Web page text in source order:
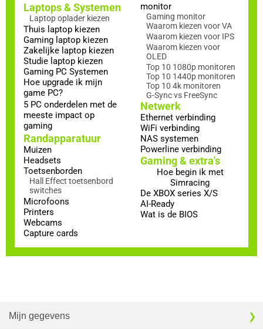
Laptops & Systemen
Laptop oplader kiezen
Thuis laptop kiezen
Gaming laptop kiezen
Zakelijke laptop kiezen
Studie laptop kiezen
Gaming PC Systemen
Hoe upgrade ik mijn
game PC?
5 PC onderdelen met de
meeste impact op
gaming
Randapparatuur
Muizen
Headsets
Toetsenborden
Hall Effect toetsenbord
switches
Microfoons
Printers
Webcams
Capture cards
monitor
Gaming monitor
Waarom kiezen voor VA
Waarom kiezen voor IPS
Waarom kiezen voor
OLED
Top 10 1080p monitoren
Top 10 1440p monitoren
Top 10 4k monitoren
G-Sync vs FreeSync
Netwerk
Ethernet verbinding
WiFi verbinding
NAS systemen
Powerline verbinding
Gaming & extra's
Hoe begin ik met
Simracing
De XBOX series X/S
AI-Ready
Wat is de BIOS
Mijn gegevens